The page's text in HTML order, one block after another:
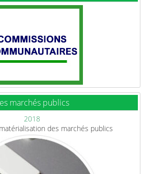
marchés publics
2018
des marchés publics